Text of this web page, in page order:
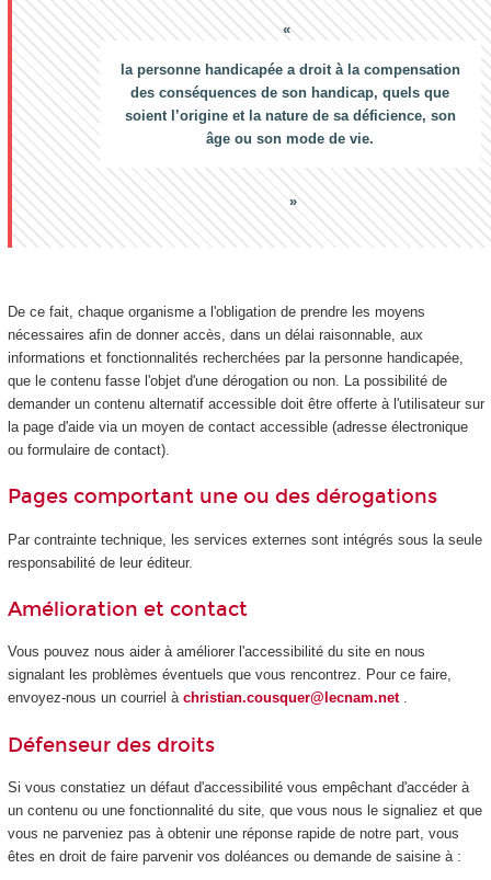
la personne handicapée a droit à la compensation
des conséquences de son handicap, quels que
soient l’origine et la nature de sa déficience, son
âge ou son mode de vie.
De ce fait, chaque organisme a l'obligation de prendre les moyens
nécessaires afin de donner accès, dans un délai raisonnable, aux
informations et fonctionnalités recherchées par la personne handicapée,
que le contenu fasse l'objet d'une dérogation ou non. La possibilité de
demander un contenu alternatif accessible doit être offerte à l'utilisateur sur
la page d'aide via un moyen de contact accessible (adresse électronique
ou formulaire de contact).
Pages comportant une ou des dérogations
Par contrainte technique, les services externes sont intégrés sous la seule
responsabilité de leur éditeur.
Amélioration et contact
Vous pouvez nous aider à améliorer l'accessibilité du site en nous
signalant les problèmes éventuels que vous rencontrez. Pour ce faire,
envoyez-nous un courriel à christian.cousquer@lecnam.net .
Défenseur des droits
Si vous constatiez un défaut d'accessibilité vous empêchant d'accéder à
un contenu ou une fonctionnalité du site, que vous nous le signaliez et que
vous ne parveniez pas à obtenir une réponse rapide de notre part, vous
êtes en droit de faire parvenir vos doléances ou demande de saisine à :